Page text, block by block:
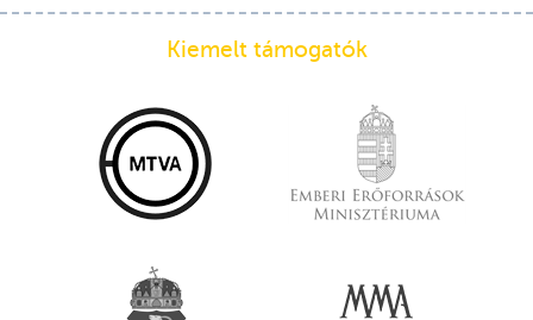
Kiemelt támogatók